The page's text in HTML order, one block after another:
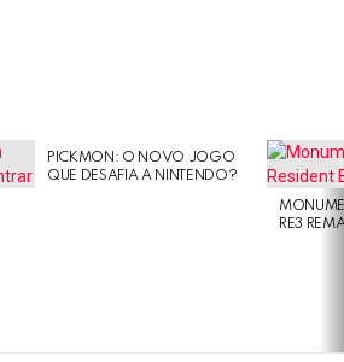
PICKMON: O NOVO JOGO
QUE DESAFIA A NINTENDO?
RE3